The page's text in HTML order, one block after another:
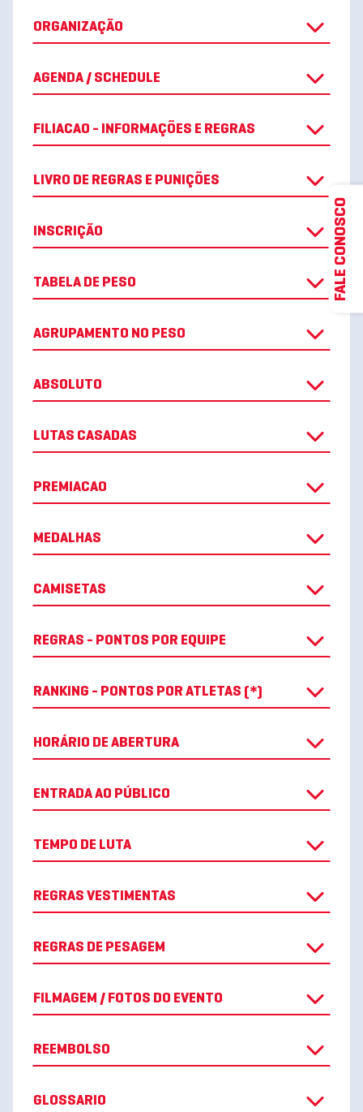
ORGANIZAÇÃO
AGENDA / SCHEDULE
FILIACAO - INFORMAÇÕES E REGRAS
LIVRO DE REGRAS E PUNIÇÕES
INSCRIÇÃO
TABELA DE PESO
AGRUPAMENTO NO PESO
ABSOLUTO
LUTAS CASADAS
PREMIACAO
MEDALHAS
CAMISETAS
REGRAS - PONTOS POR EQUIPE
RANKING - PONTOS POR ATLETAS (*)
HORÁRIO DE ABERTURA
ENTRADA AO PÚBLICO
TEMPO DE LUTA
REGRAS VESTIMENTAS
REGRAS DE PESAGEM
FILMAGEM / FOTOS DO EVENTO
REEMBOLSO
GLOSSARIO
FALE CONOSCO